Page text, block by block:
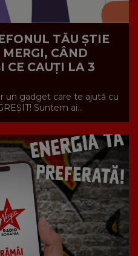
TĂU ȘTIE
CÂND
CE CAUȚI LA 3
un gadget care te ajută cu
Suntem ai...